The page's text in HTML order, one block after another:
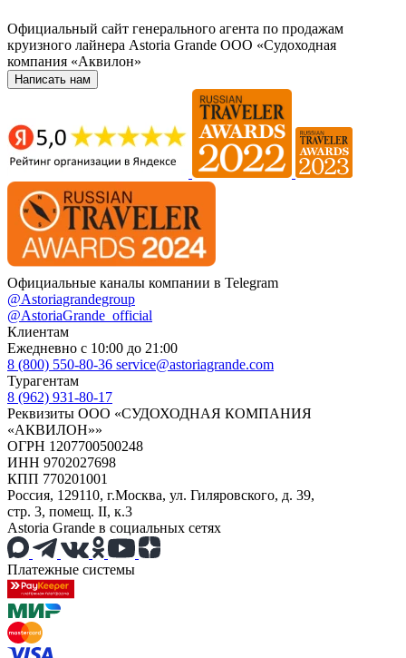
Официальный сайт генерального агента по продажам
круизного лайнера Astoria Grande ООО «Судоходная
компания «Аквилон»
Написать нам
Официальные каналы компании в Telegram
@Astoriagrandegroup
@AstoriaGrande_official
Клиентам
Ежедневно с 10:00 до 21:00
8 (800) 550-80-36 service@astoriagrande.com
Турагентам
8 (962) 931-80-17
Реквизиты ООО «СУДОХОДНАЯ КОМПАНИЯ
«АКВИЛОН»»
ОГРН 1207700500248
ИНН 9702027698
КПП 770201001
Россия, 129110, г.Москва, ул. Гиляровского, д. 39,
стр. 3, помещ. II, к.3
Astoria Grande в социальных сетях
Платежные системы